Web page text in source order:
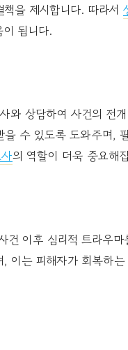
을 제시합니다. 따라서
됩니다.
와 상담하여 사건의 전
을 수 있도록 도와주며,
의 역할이 더욱 중요해
건 이후 심리적 트라우마
, 이는 피해자가 회복하